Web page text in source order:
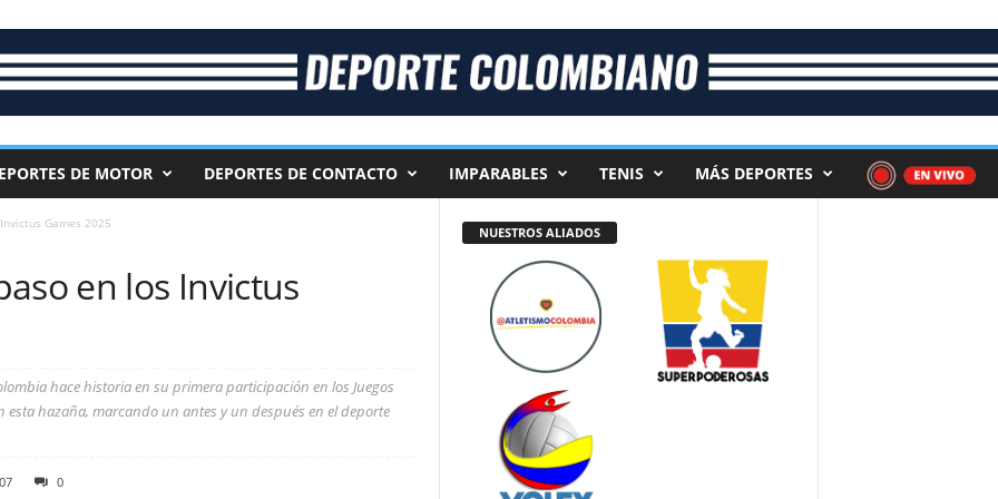
DE MOTOR DEPORTES DE CONTACTO IMPARABLES TENIS MÁS DEPORTES
Games 2025
en los Invictus
hace historia en su primera participación en los Juegos
hazaña, marcando un antes y un después en el deporte
0
NUESTROS ALIADOS